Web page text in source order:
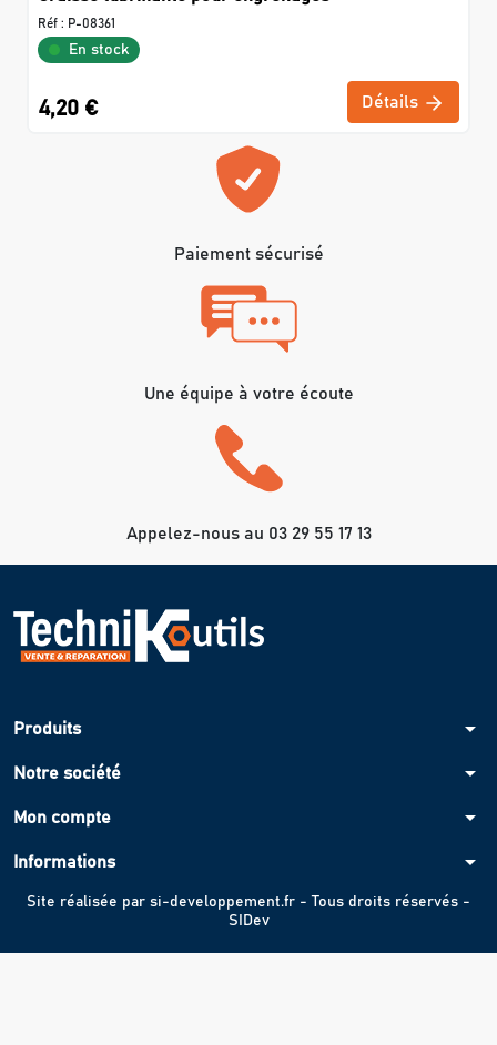
Réf : P-08361
En stock
4,20 € Détails
Paiement sécurisé
Une équipe à votre écoute
Appelez-nous au 03 29 55 17 13
Produits arrow_drop_down
Notre société arrow_drop_down
Mon compte arrow_drop_down
Informations arrow_drop_down
Site réalisée par si-developpement.fr - Tous droits réservés -
SIDev